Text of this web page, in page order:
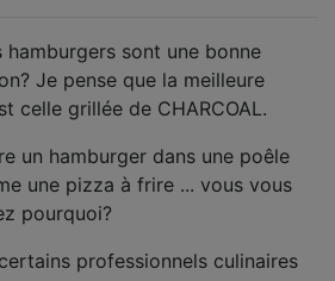
hamburgers sont une bonne
Je pense que la meilleure
celle grillée de CHARCOAL.
un hamburger dans une poêle
une pizza à frire ... vous vous
pourquoi?
professionnels culinaires